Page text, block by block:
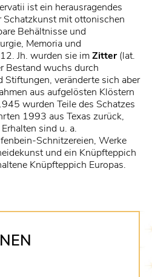
ist ein herausragendes
Schatzkunst mit ottonischen
Behältnisse und
Memoria und
Jh. wurden sie imZitter(lat.
Bestand wuchs durch
Stiftungen, veränderte sich aber
aus aufgelösten Klöstern
wurden Teile des Schatzes
1993 aus Texas zurück,
sind u. a.
Schnitzereien, Werke
und ein Knüpfteppich
Knüpfteppich Europas.